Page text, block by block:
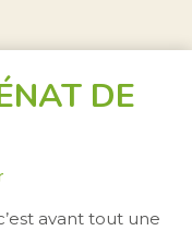
DE
avant tout une